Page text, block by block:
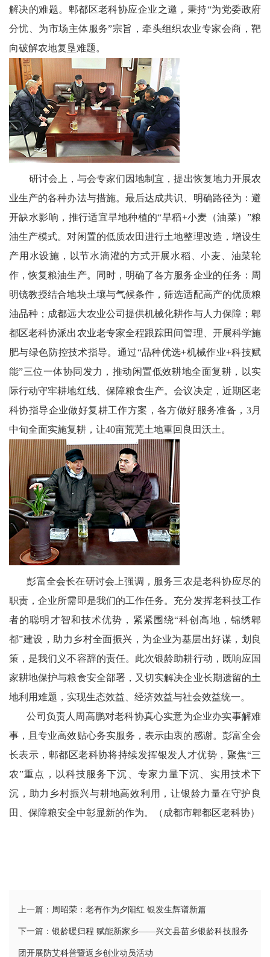
府
银
讯
关
工
委
消
息
天
法
府
社
区
天
府
医
卫
天
府
旅
府
学
解决的难题。郫都区老科协应企业之邀，秉持“为党委政府
分忧、为市场主体服务”宗旨，牵头组织农业专家会商，靶
向破解农地复垦难题。
研讨会上，与会专家们因地制宜，提出恢复地力开展农
业生产的各种办法与措施。最后达成共识、明确路径为：避
开缺水影响，推行适宜旱地种植的“旱稻+小麦（油菜）”粮
油生产模式。对闲置的低质农田进行土地整理改造，增设生
产用水设施，以节水滴灌的方式开展水稻、小麦、油菜轮
作，恢复粮油生产。同时，明确了各方服务企业的任务：周
明镜教授结合地块土壤与气候条件，筛选适配高产的优质粮
油品种；成都远大农业公司提供机械化耕作与人力保障；郫
都区老科协派出农业老专家全程跟踪田间管理、开展科学施
肥与绿色防控技术指导。通过“品种优选+机械作业+科技赋
能”三位一体协同发力，推动闲置低效耕地全面复耕，以实
际行动守牢耕地红线、保障粮食生产。会议决定，近期区老
科协指导企业做好复耕工作方案，各方做好服务准备，3月
中旬全面实施复耕，让40亩荒芜土地重回良田沃土。
彭富全会长在研讨会上强调，服务三农是老科协应尽的
职责，企业所需即是我们的工作任务。充分发挥老科技工作
者的聪明才智和技术优势，紧紧围绕“科创高地，锦绣郫
都”建设，助力乡村全面振兴，为企业为基层出好谋，划良
策，是我们义不容辞的责任。此次银龄助耕行动，既响应国
家耕地保护与粮食安全部署，又切实解决企业长期遗留的土
地利用难题，实现生态效益、经济效益与社会效益统一。
公司负责人周高鹏对老科协真心实意为企业办实事解难
事，且专业高效贴心务实服务，表示由衷的感谢。彭富全会
长表示，郫都区老科协将持续发挥银发人才优势，聚焦“三
农”重点，以科技服务下沉、专家力量下沉、实用技术下
沉，助力乡村振兴与耕地高效利用，让银龄力量在守护良
田、保障粮安全中彰显新的作为。（成都市郫都区老科协）
上一篇：周昭荣：老有作为夕阳红 银发生辉谱新篇
下一篇：银龄暖归程 赋能新家乡——兴文县苗乡银龄科技服务
团开展防艾科普暨返乡创业动员活动